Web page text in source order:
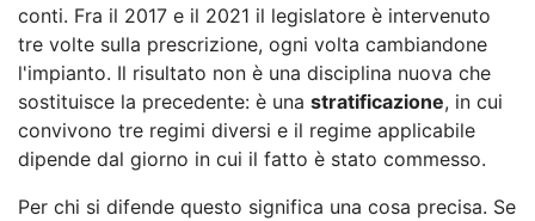
conti. Fra il 2017 e il 2021 il legislatore è intervenuto
tre volte sulla prescrizione, ogni volta cambiandone
l'impianto. Il risultato non è una disciplina nuova che
sostituisce la precedente: è una stratificazione, in cui
convivono tre regimi diversi e il regime applicabile
dipende dal giorno in cui il fatto è stato commesso.
Per chi si difende questo significa una cosa precisa. Se